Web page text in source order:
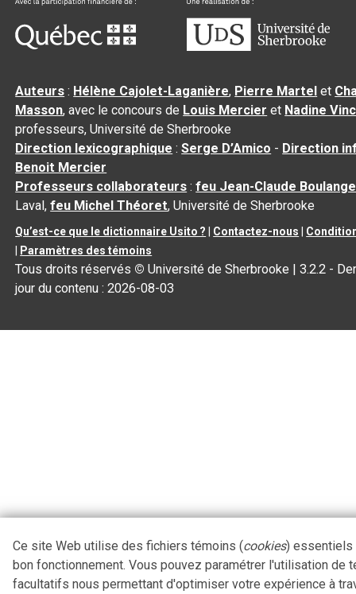
Auteurs : Hélène Cajolet-Laganière, Pierre Martel et
Masson, avec le concours de Louis Mercier et Nadine
professeurs, Université de Sherbrooke
Direction lexicographique :Serge D’Amico - Direction
Benoit Mercier
Professeurs collaborateurs :feu Jean-Claude
Laval,feu Michel Théoret, Université de Sherbrooke
Qu’est-ce que le dictionnaire Usito ? Contactez-nous
Paramètres des témoins
Tous droits réservés © Université de Sherbrooke |3.2.2 -
jour du contenu :2026-08-03
Ce site Web utilise des fichiers témoins (cookies) essentiels
bon fonctionnement. Vous pouvez paramétrer l'utilisation de
facultatifs nous permettant d'optimiser votre expérience à